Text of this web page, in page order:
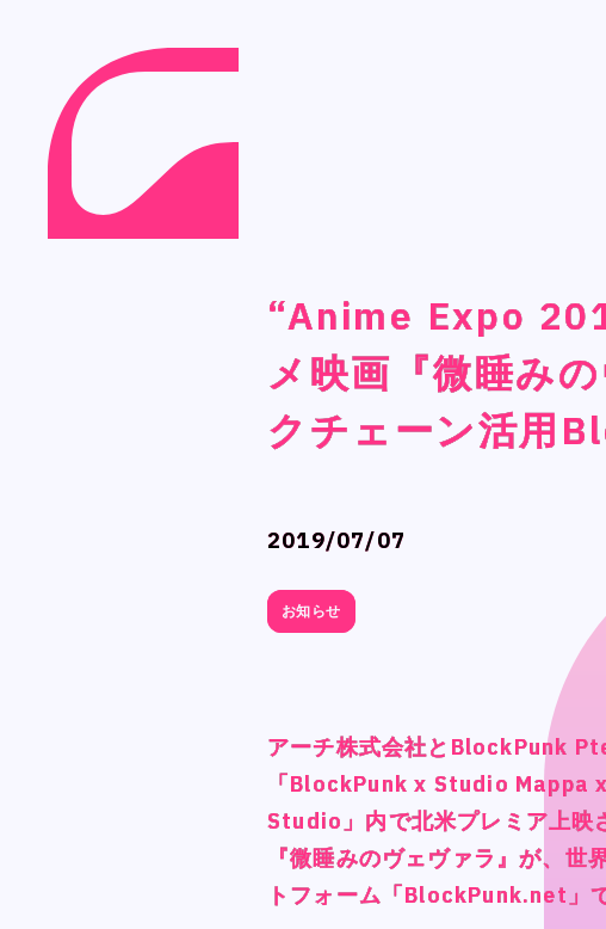
“Anime Expo
メ映画『微睡み
クチェーン活用
2019/07/07
アーチ株式会社とBlockPunk
「BlockPunk x Studio
Studio」内で北米プレミア上映
『微睡みのヴェヴァラ』が、
トフォーム「BlockPunk.net」
“Anime Expo
メ映画『微睡み
クチェーン活用
アーチ株式会社とBlockPunk
「BlockPunk x Studio
Studio」内で北米プレミア上映
『微睡みのヴェヴァラ』が、
トフォーム「BlockPunk.net」
“Anime Expo
メ映画『微睡み
クチェーン活用
お知らせ
アーチ株式会社とBlockPunk
「BlockPunk x Studio
Studio」内で北米プレミア上映
『微睡みのヴェヴァラ』が、
トフォーム「BlockPunk.net」
“Anime Expo
メ映画『微睡み
クチェーン活用
2019/07/07
お知らせ
アーチ株式会社とBlockPunk
「BlockPunk x Studio
Studio」内で北米プレミア上映
『微睡みのヴェヴァラ』が、
トフォーム「BlockPunk.net」